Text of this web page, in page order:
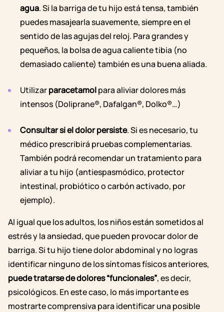
agua.Si la barriga de tu hijo está tensa, también
puedes masajearla suavemente, siempre en el
sentido de las agujas del reloj. Paragrandes y
pequeños, la bolsa de agua caliente tibia (no
demasiado caliente) también es una buena aliada.
Utilizarparacetamolpara aliviar dolores más
intensos (Doliprane®, Dafalgan®, Dolko®…)
Consultar si el dolor persiste. Si es necesario, tu
médico prescribirá pruebas complementarias.
También podrá recomendar un tratamiento para
aliviar a tu hijo (antiespasmódico, protector
intestinal, probiótico o carbón activado, por
ejemplo).
Al igual que los adultos, los niños están sometidos al
estrés y la ansiedad, que pueden provocar dolor de
barriga. Si tu hijo tiene dolor abdominal y no logras
identificar ninguno de los síntomas físicos anteriores,
puede tratarse de dolores “funcionales”, es decir,
psicológicos. En este caso, lo más importante es
mostrarte comprensiva para identificar una posible